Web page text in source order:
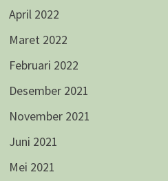
April 2022
Maret 2022
Februari 2022
Desember 2021
November 2021
Juni 2021
Mei 2021